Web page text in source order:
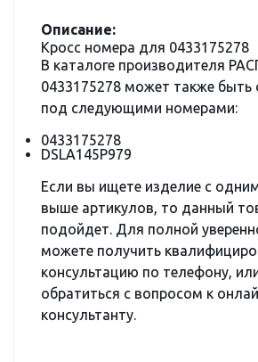
Описание:
Кросс номера для 0433175278
В каталоге производителя
0433175278 может также быть
под следующими номерами:
0433175278
DSLA145P979
Если вы ищете изделие с
выше артикулов, то данный
подойдет. Для полной
можете получить
консультацию по телефону,
обратиться с вопросом к
консультанту.